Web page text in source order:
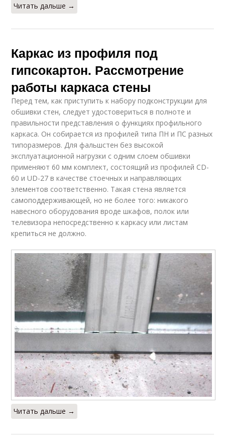
Угол в каркасе
Читать дальше →
Каркас из профиля под
гипсокартон. Рассмотрение
работы каркаса стены
Перед тем, как приступить к набору подконструкции для
обшивки стен, следует удостовериться в полноте и
правильности представления о функциях профильного
каркаса. Он собирается из профилей типа ПН и ПС разных
типоразмеров. Для фальшстен без высокой
эксплуатационной нагрузки с одним слоем обшивки
применяют 60 мм комплект, состоящий из профилей СD-
60 и UD-27 в качестве стоечных и направляющих
элементов соответственно. Такая стена является
самоподдерживающей, но не более того: никакого
навесного оборудования вроде шкафов, полок или
телевизора непосредственно к каркасу или листам
крепиться не должно.
Читать дальше →